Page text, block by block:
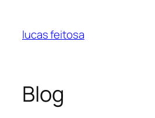
lucas feitosa
Blog